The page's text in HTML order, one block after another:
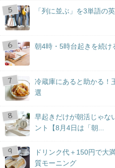
「列に並ぶ」を3単語の
朝4時・5時台起きを続け
冷蔵庫にあると助かる！
選
早起きだけが朝活じゃな
ント【8月4日は「朝...
ドリンク代＋150円で大
質モーニング